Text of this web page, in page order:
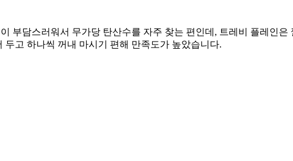
부담스러워서 무가당 탄산수를 자주 찾는 편인데, 트레비 플레인
두고 하나씩 꺼내 마시기 편해 만족도가 높았습니다.